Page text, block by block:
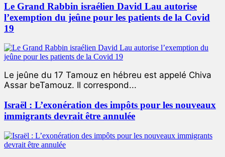
Le Grand Rabbin israélien David Lau autorise
l’exemption du jeûne pour les patients de la Covid
19
Le jeûne du 17 Tamouz en hébreu est appelé Chiva
Assar beTamouz. Il correspond...
Israël : L’exonération des impôts pour les nouveaux
immigrants devrait être annulée